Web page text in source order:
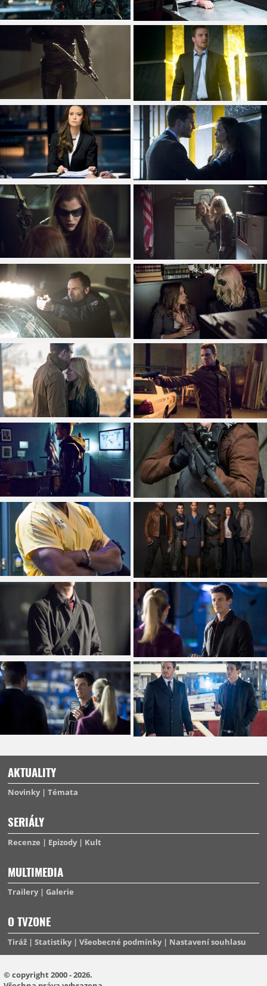
AKTUALITY
Novinky Témata
SERIÁLY
Recenze Epizody Kult
MULTIMEDIA
Trailery Galerie
O TVZONE
Tiráž Statistiky Všeobecné podmínky Nastavení souhlasu
© copyright 2000 - 2026.